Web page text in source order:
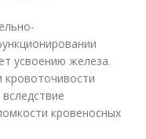
усвоению железа.
кровоточивости
кровеносных